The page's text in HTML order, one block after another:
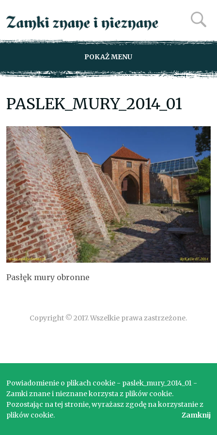
POKAŻ MENU
PASLEK_MURY_2014_01
Pasłęk mury obronne
Copyright © 2017. Wszelkie prawa zastrzeżone.
Powiadomienie o plikach cookie - paslek_mury_2014_01 -
Zamki znane i nieznane korzysta z plików cookie.
Pozostając na tej stronie, wyrażasz zgodę na korzystanie z
plików cookie.
Zamknij